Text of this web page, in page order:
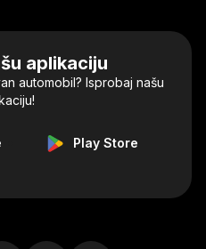
aplikaciju
automobil? Isprobaj našu
Play Store